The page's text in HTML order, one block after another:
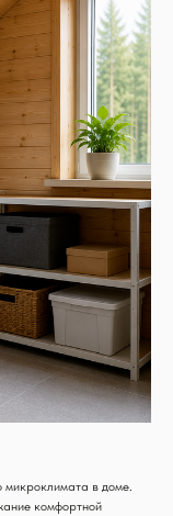
микроклимата в доме.
комфортной